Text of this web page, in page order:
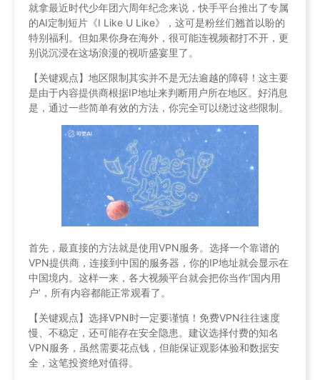
就拿最近时代少年团六周年纪念来说，快手平台推出了专属
的AI定制短片《I Like U Like》，这可是粉丝们翘首以盼的
特别福利。但如果你身在海外，很可能连视频都打不开，更
别说沉浸在这场浪漫的视听盛宴里了。
【关键观点】地区限制其实并不是无法逾越的障碍！这主要
是由于内容提供商根据IP地址来判断用户所在地区。好消息
是，通过一些简单有效的方法，你完全可以绕过这些限制。
首先，最直接的方法就是使用VPN服务。选择一个靠谱的
VPN提供商，连接到中国的服务器，你的IP地址就会显示在
中国境内。这样一来，各大视频平台就会把你当作‘国内用
户’，所有内容都能正常观看了。
【关键观点】选择VPN时一定要谨慎！免费VPN往往速度
慢、不稳定，还可能存在安全隐患。建议选择付费的知名
VPN服务，虽然需要花点钱，但能保证观影体验和数据安
全，这笔投资绝对值得。